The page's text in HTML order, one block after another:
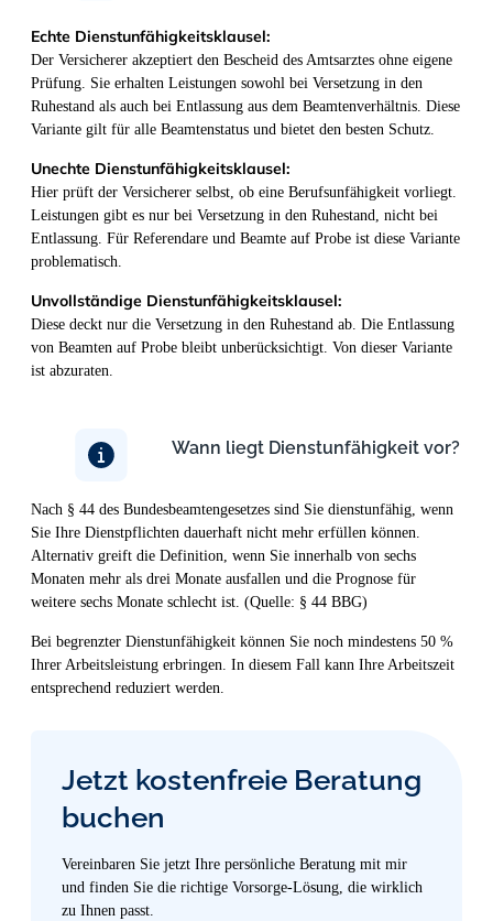
Echte Dienstunfähigkeitsklausel:
Der Versicherer akzeptiert den Bescheid des Amtsarztes ohne eigene
Prüfung. Sie erhalten Leistungen sowohl bei Versetzung in den
Ruhestand als auch bei Entlassung aus dem Beamtenverhältnis. Diese
Variante gilt für alle Beamtenstatus und bietet den besten Schutz.
Unechte Dienstunfähigkeitsklausel:
Hier prüft der Versicherer selbst, ob eine Berufsunfähigkeit vorliegt.
Leistungen gibt es nur bei Versetzung in den Ruhestand, nicht bei
Entlassung. Für Referendare und Beamte auf Probe ist diese Variante
problematisch.
Unvollständige Dienstunfähigkeitsklausel:
Diese deckt nur die Versetzung in den Ruhestand ab. Die Entlassung
von Beamten auf Probe bleibt unberücksichtigt. Von dieser Variante
ist abzuraten.
Wann liegt Dienstunfähigkeit vor?
Nach § 44 des Bundesbeamtengesetzes sind Sie dienstunfähig, wenn
Sie Ihre Dienstpflichten dauerhaft nicht mehr erfüllen können.
Alternativ greift die Definition, wenn Sie innerhalb von sechs
Monaten mehr als drei Monate ausfallen und die Prognose für
weitere sechs Monate schlecht ist. (Quelle: § 44 BBG)
Bei begrenzter Dienstunfähigkeit können Sie noch mindestens 50 %
Ihrer Arbeitsleistung erbringen. In diesem Fall kann Ihre Arbeitszeit
entsprechend reduziert werden.
Jetzt kostenfreie Beratung
buchen
Vereinbaren Sie jetzt Ihre persönliche Beratung mit mir
und finden Sie die richtige Vorsorge-Lösung, die wirklich
zu Ihnen passt.